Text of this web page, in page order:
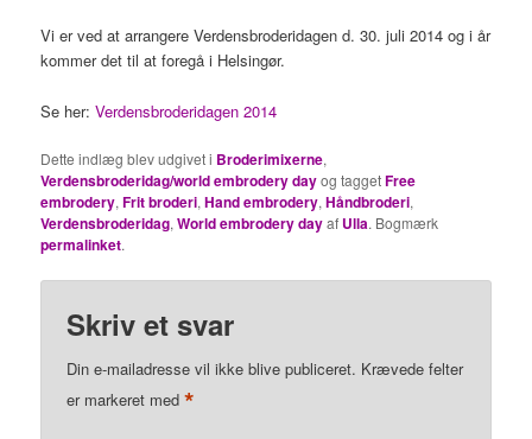
Vi er ved at arrangere Verdensbroderidagen d. 30. juli 2014 og i år
kommer det til at foregå i Helsingør.
Se her:Verdensbroderidagen 2014
Dette indlæg blev udgivet i Broderimixerne,
Verdensbroderidag/world embrodery dayog taggetFree
embrodery,Frit broderi,Hand embrodery,Håndbroderi,
Verdensbroderidag,World embrodery dayaf Ulla. Bogmærk
permalinket.
Skriv et svar
Din e-mailadresse vil ikke blive publiceret. Krævede felter
er markeret med*